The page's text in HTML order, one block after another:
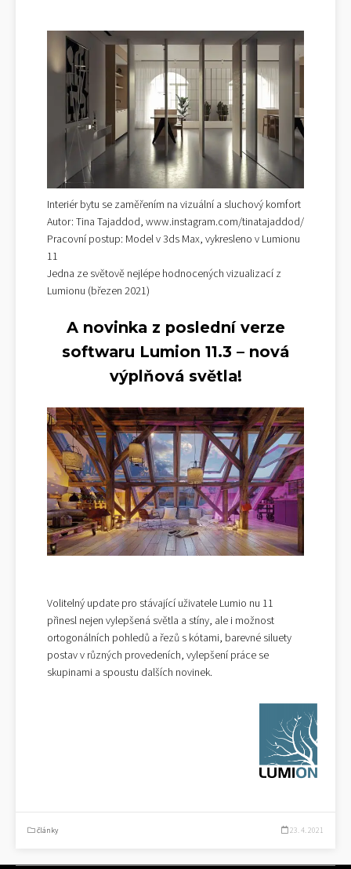
Interiér bytu se zaměřením na vizuální a sluchový komfort
Autor: Tina Tajaddod, www.instagram.com/tinatajaddod/
Pracovní postup: Model v 3ds Max, vykresleno v Lumionu
11
Jedna ze světově nejlépe hodnocených vizualizací z
Lumionu (březen 2021)
A novinka z poslední verze
softwaru Lumion 11.3 – nová
výplňová světla!
Volitelný update pro stávající uživatele Lumio nu 11
přinesl nejen vylepšená světla a stíny, ale i možnost
ortogonálních pohledů a řezů s kótami, barevné siluety
postav v různých provedeních, vylepšení práce se
skupinami a spoustu dalších novinek.
články 23. 4. 2021